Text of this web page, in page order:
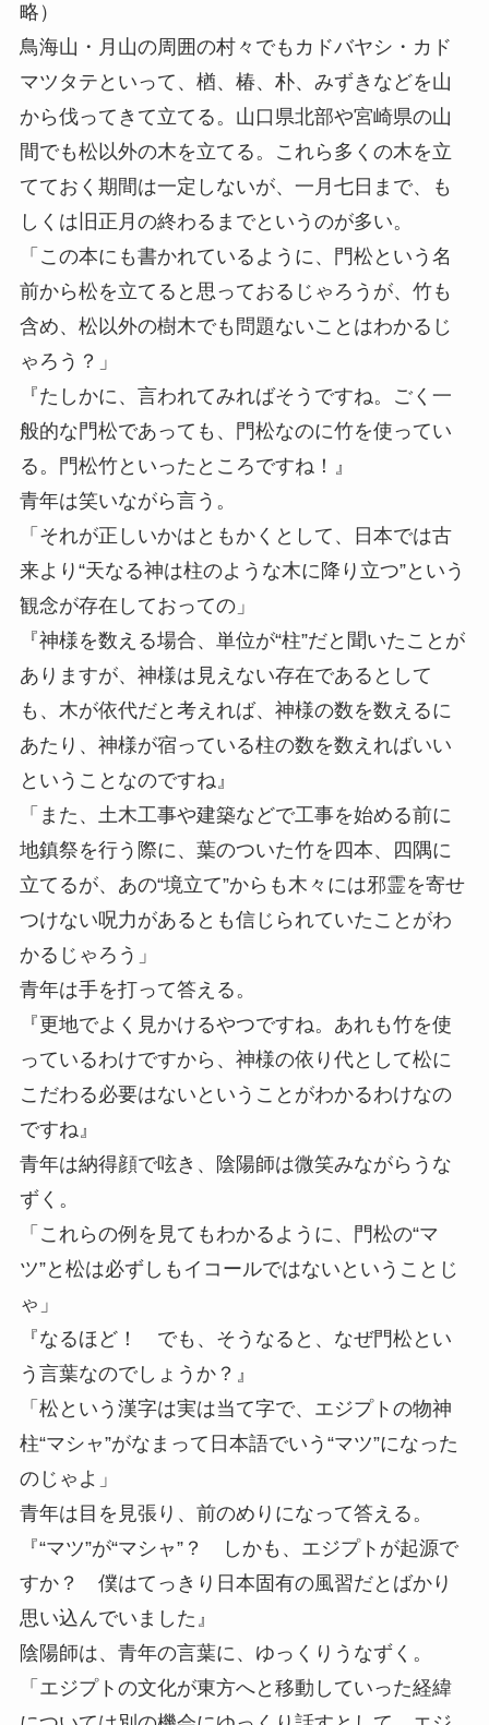
略）
鳥海山・月山の周囲の村々でもカドバヤシ・カド
マツタテといって、楢、椿、朴、みずきなどを山
から伐ってきて立てる。山口県北部や宮崎県の山
間でも松以外の木を立てる。これら多くの木を立
てておく期間は一定しないが、一月七日まで、も
しくは旧正月の終わるまでというのが多い。
「この本にも書かれているように、門松という名
前から松を立てると思っておるじゃろうが、竹も
含め、松以外の樹木でも問題ないことはわかるじ
ゃろう？」
『たしかに、言われてみればそうですね。ごく一
般的な門松であっても、門松なのに竹を使ってい
る。門松竹といったところですね！』
青年は笑いながら言う。
「それが正しいかはともかくとして、日本では古
来より“天なる神は柱のような木に降り立つ”という
観念が存在しておっての」
『神様を数える場合、単位が“柱”だと聞いたことが
ありますが、神様は見えない存在であるとして
も、木が依代だと考えれば、神様の数を数えるに
あたり、神様が宿っている柱の数を数えればいい
ということなのですね』
「また、土木工事や建築などで工事を始める前に
地鎮祭を行う際に、葉のついた竹を四本、四隅に
立てるが、あの“境立て”からも木々には邪霊を寄せ
つけない呪力があるとも信じられていたことがわ
かるじゃろう」
青年は手を打って答える。
『更地でよく見かけるやつですね。あれも竹を使
っているわけですから、神様の依り代として松に
こだわる必要はないということがわかるわけなの
ですね』
青年は納得顔で呟き、陰陽師は微笑みながらうな
ずく。
「これらの例を見てもわかるように、門松の“マ
ツ”と松は必ずしもイコールではないということじ
ゃ」
『なるほど！ でも、そうなると、なぜ門松とい
う言葉なのでしょうか？』
「松という漢字は実は当て字で、エジプトの物神
柱“マシャ”がなまって日本語でいう“マツ”になった
のじゃよ」
青年は目を見張り、前のめりになって答える。
『“マツ”が“マシャ”？ しかも、エジプトが起源で
すか？ 僕はてっきり日本固有の風習だとばかり
思い込んでいました』
陰陽師は、青年の言葉に、ゆっくりうなずく。
「エジプトの文化が東方へと移動していった経緯